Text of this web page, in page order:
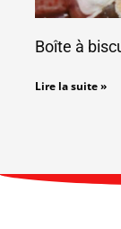
Boîte à
Lire la suite »